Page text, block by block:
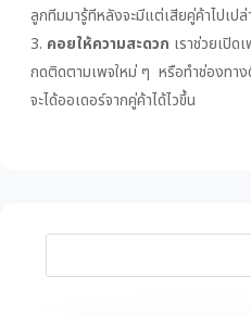
ลูกทีมมารู้ทีหลังจะมีแต่เสียคู่ค้าไปเปล่
คอยให้ความสะดวก เราช่วยเปิ
กดติดตามเพจใหม่ ๆ หรือทำช่องทา
จะได้ออเดอร์จากคู่ค้าได้ไวขึ้น